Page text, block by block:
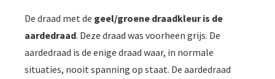
De draad met de geel/groene draadkleur is de
aardedraad. Deze draad was voorheen grijs. De
aardedraad is de enige draad waar, in normale
situaties, nooit spanning op staat. De aardedraad